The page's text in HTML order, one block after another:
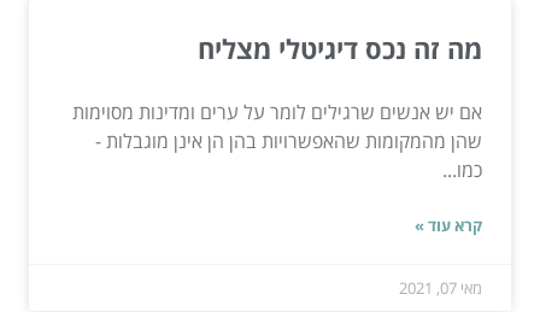
מה זה נכס דיגיטלי מצליח
אם יש אנשים שרגילים לומר על ערים ומדינות מסוימות
שהן מהמקומות שהאפשרויות בהן הן אינן מוגבלות -
כמו...
קרא עוד »
מאי 07, 2021